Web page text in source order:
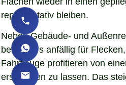
repräsentativ bleiben.
Neben Gebäude- und
besonders anfällig für
Fahrzeuge profitieren von
erscheinen zu lassen. Das